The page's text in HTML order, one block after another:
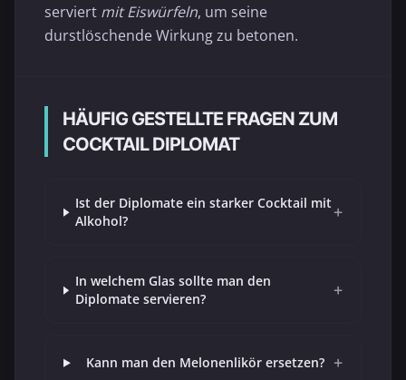
serviert mit Eiswürfeln, um seine
durstlöschende Wirkung zu betonen.
HÄUFIG GESTELLTE FRAGEN ZUM
COCKTAIL DIPLOMAT
Ist der Diplomate ein starker Cocktail mit
Alkohol?
+
In welchem Glas sollte man den
Diplomate servieren?
+
Kann man den Melonenlikör ersetzen? +